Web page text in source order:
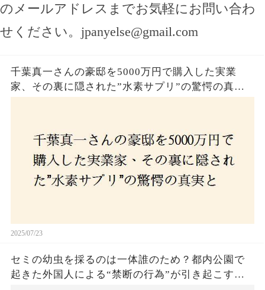
のメールアドレスまでお気軽にお問い合わ
せください。 jpanyelse@gmail.com
千葉真一さんの豪邸を5000万円で購入した実業
家、その裏に隠された”水素サプリ”の驚愕の真実
2025/07/23
セミの幼虫を採るのは一体誰のため？都内公園で
起きた外国人による“禁断の行為”が引き起こす論